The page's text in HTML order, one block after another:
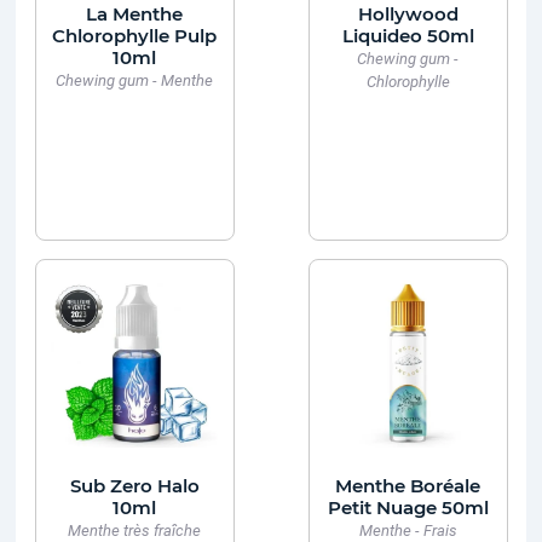
La Menthe
Chlorophylle Pulp
10ml
Chewing gum - Menthe
Hollywood
Liquideo 50ml
Chewing gum -
Chlorophylle
Sub Zero Halo
10ml
Menthe très fraîche
Menthe Boréale
Petit Nuage 50ml
Menthe - Frais